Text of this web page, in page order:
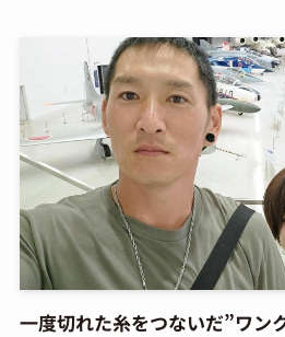
一度切れた糸をつないだ”ワン